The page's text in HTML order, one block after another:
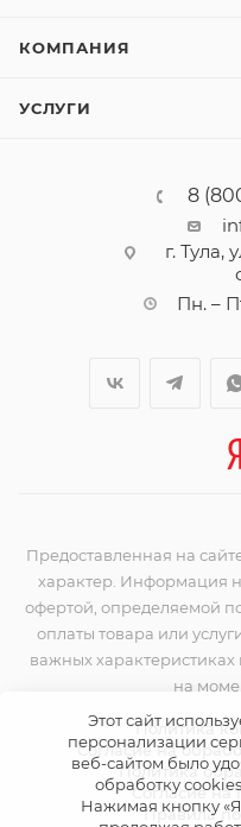
КОМПАНИЯ
УСЛУГИ
8
г. Тула,
Пн. –
Предоставленная на
характер. Информация
офертой, определяемой
оплаты товара или
важных характеристиках
на
Политика
Согласие на
Политика
Согласие на
Правила
Этот сайт
персонализации
веб-сайтом было
обработку
Нажимая кнопку «Я